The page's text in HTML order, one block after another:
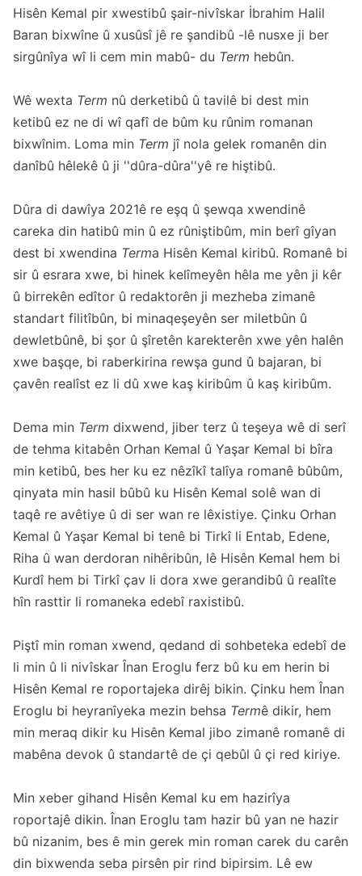
Hisên Kemal pir xwestibû şair-nivîskar İbrahim Halil
Baran bixwîne û xusûsî jê re şandibû -lê nusxe ji ber
sirgûnîya wî li cem min mabû- du Term hebûn.
Wê wexta Term nû derketibû û tavilê bi dest min
ketibû ez ne di wî qafî de bûm ku rûnim romanan
bixwînim. Loma min Term jî nola gelek romanên din
danîbû hêlekê û ji ''dûra-dûra''yê re hiştibû.
Dûra di dawîya 2021ê re eşq û şewqa xwendinê
careka din hatibû min û ez rûniştibûm, min berî gîyan
dest bi xwendina Terma Hisên Kemal kiribû. Romanê bi
sir û esrara xwe, bi hinek kelîmeyên hêla me yên ji kêr
û birrekên edîtor û redaktorên ji mezheba zimanê
standart filitîbûn, bi minaqeşeyên ser miletbûn û
dewletbûnê, bi şor û şîretên karekterên xwe yên halên
xwe başqe, bi raberkirina rewşa gund û bajaran, bi
çavên realîst ez li dû xwe kaş kiribûm û kaş kiribûm.
Dema min Term dixwend, jiber terz û teşeya wê di serî
de tehma kitabên Orhan Kemal û Yaşar Kemal bi bîra
min ketibû, bes her ku ez nêzîkî talîya romanê bûbûm,
qinyata min hasil bûbû ku Hisên Kemal solê wan di
taqê re avêtiye û di ser wan re lêxistiye. Çinku Orhan
Kemal û Yaşar Kemal bi tenê bi Tirkî li Entab, Edene,
Riha û wan derdoran nihêribûn, lê Hisên Kemal hem bi
Kurdî hem bi Tirkî çav li dora xwe gerandibû û realîte
hîn rasttir li romaneka edebî raxistibû.
Piştî min roman xwend, qedand di sohbeteka edebî de
li min û li nivîskar Înan Eroglu ferz bû ku em herin bi
Hisên Kemal re roportajeka dirêj bikin. Çinku hem Înan
Eroglu bi heyranîyeka mezin behsa Termê dikir, hem
min meraq dikir ku Hisên Kemal jibo zimanê romanê di
mabêna devok û standartê de çi qebûl û çi red kiriye.
Min xeber gihand Hisên Kemal ku em hazirîya
roportajê dikin. Înan Eroglu tam hazir bû yan ne hazir
bû nizanim, bes ê min gerek min roman carek du carên
din bixwenda seba pirsên pir rind bipirsim. Lê ew